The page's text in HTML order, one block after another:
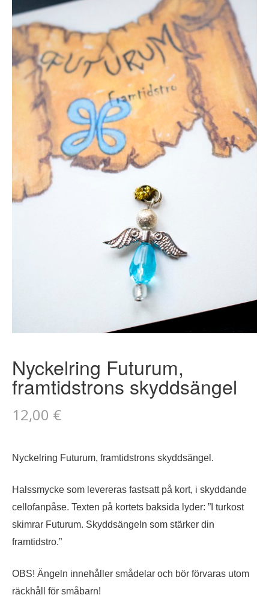
Nyckelring Futurum,
framtidstrons skyddsängel
12,00 €
Nyckelring Futurum, framtidstrons skyddsängel.
Halssmycke som levereras fastsatt på kort, i skyddande
cellofanpåse. Texten på kortets baksida lyder: ” I turkost
skimrar Futurum. Skyddsängeln som stärker din
framtidstro.”
OBS! Ängeln innehåller smådelar och bör förvaras utom
räckhåll för småbarn!